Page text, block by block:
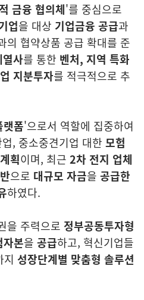
금융 협의체'를 중심으로
업을 대상 기업금융 공급과
의 협약상품 공급 확대를 준
사를 통한 벤처, 지역 특화
지분투자를 적극적으로 추
폼'으로서 역할에 집중하여
, 중소중견기업 대한 모험
획이며, 최근 2차 전지 업체
으로 대규모 자금을 공급한
하였다.
을 주력으로 정부공동투자형
자본을 공급하고, 혁신기업들
지 성장단계별 맞춤형 솔루션